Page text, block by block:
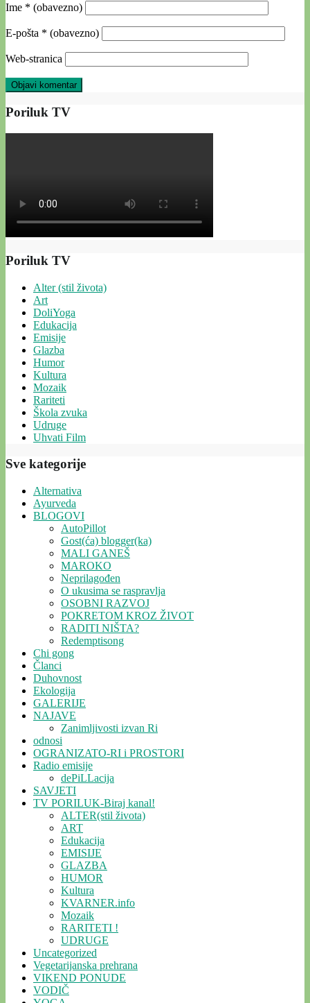
Ime * (obavezno)
E-pošta * (obavezno)
Web-stranica
Poriluk TV
Poriluk TV
Alter (stil života)
Art
DoliYoga
Edukacija
Emisije
Glazba
Humor
Kultura
Mozaik
Rariteti
Škola zvuka
Udruge
Uhvati Film
Sve kategorije
Alternativa
Ayurveda
BLOGOVI
AutoPillot
Gost(ća) blogger(ka)
MALI GANEŠ
MAROKO
Neprilagođen
O ukusima se raspravlja
OSOBNI RAZVOJ
POKRETOM KROZ ŽIVOT
RADITI NIŠTA?
Redemptisong
Chi gong
Članci
Duhovnost
Ekologija
GALERIJE
NAJAVE
Zanimljivosti izvan Ri
odnosi
OGRANIZATO-RI i PROSTORI
Radio emisije
dePiLLacija
SAVJETI
TV PORILUK-Biraj kanal!
ALTER(stil života)
ART
Edukacija
EMISIJE
GLAZBA
HUMOR
Kultura
KVARNER.info
Mozaik
RARITETI !
UDRUGE
Uncategorized
Vegetarijanska prehrana
VIKEND PONUDE
VODIČ